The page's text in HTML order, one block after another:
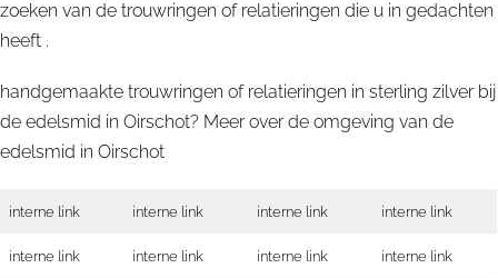
zoeken van de trouwringen of relatieringen die u in gedachten
heeft .
handgemaakte trouwringen of relatieringen in sterling zilver bij
de edelsmid in Oirschot? Meer over de omgeving van de
edelsmid in Oirschot
interne link interne link interne link interne link
interne link interne link interne link interne link